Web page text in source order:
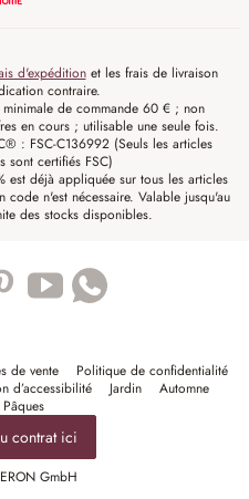
d'expéditionet les frais de livraison
contraire.
de commande 60 € ; non
en cours ; utilisable une seule fois.
: FSC-C136992 (Seuls les articles
sont certifiés FSC)
est déjà appliquée sur tous les articles
n'est nécessaire. Valable jusqu'au
des stocks disponibles.
de vente
Politique de confidentialité
d’accessibilité Jardin
Automne
Pâques
contrat ici
GmbH